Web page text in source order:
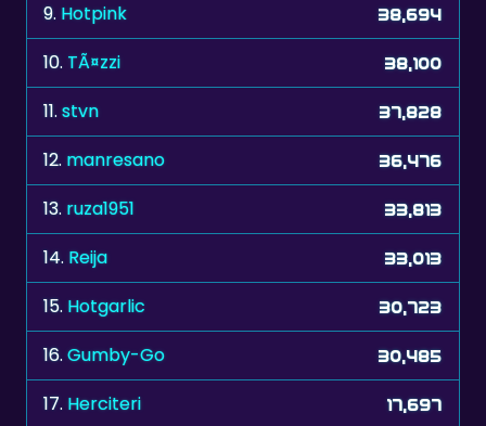
9. Hotpink 38,694
10. TÃ¤zzi 38,100
11.stvn 37,828
12. manresano 36,476
13. ruza1951 33,813
14. Reija 33,013
15. Hotgarlic 30,723
16.Gumby-Go 30,485
17. Herciteri 17,697